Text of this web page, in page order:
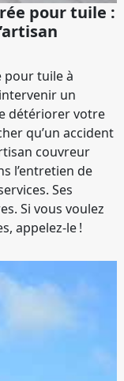
pour tuile :
pour tuile à
un
détériorer votre
qu’un accident
couvreur
l’entretien de
Ses
Si vous voulez
appelez-le !